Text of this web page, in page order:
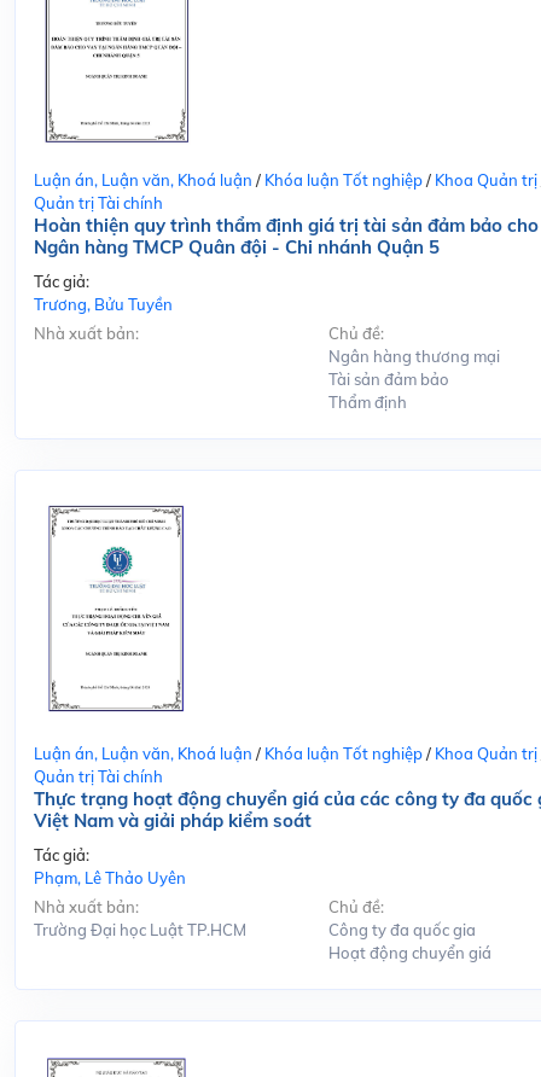
Luận án, Luận văn, Khoá luận / Khóa luận Tốt nghiệp/ Khoa Quản trị
Quản trị Tài chính
Hoàn thiện quy trình thẩm định giá trị tài sản đảm bảo
Ngân hàng TMCP Quân đội - Chi nhánh Quận 5
Tác giả:
Trương, Bửu Tuyền
Nhà xuất bản:
Chủ đề:
Ngân hàng thương mại
Tài sản đảm bảo
Thẩm định
Luận án, Luận văn, Khoá luận / Khóa luận Tốt nghiệp/ Khoa Quản trị
Quản trị Tài chính
Thực trạng hoạt động chuyển giá của các công ty đa quốc
Việt Nam và giải pháp kiểm soát
Tác giả:
Phạm, Lê Thảo Uyên
Nhà xuất bản:
Trường Đại học Luật TP.HCM
Chủ đề:
Công ty đa quốc gia
Hoạt động chuyển giá